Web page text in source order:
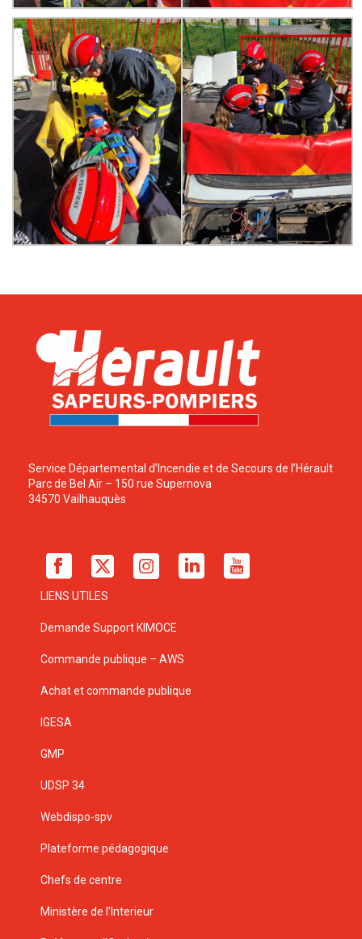
Service Départemental d’Incendie et de Secours de l’Hérault
Parc de Bel Air – 150 rue Supernova
34570 Vailhauquès
LIENS UTILES
Demande Support KIMOCE
Commande publique – AWS
Achat et commande publique
IGESA
GMP
UDSP 34
Webdispo-spv
Plateforme pédagogique
Chefs de centre
Ministère de l’Interieur